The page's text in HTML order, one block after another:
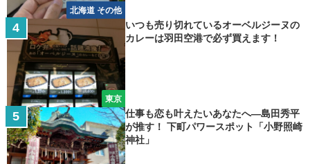
北海道 その他
東京
いつも売り切れているオーベルジーヌの
カレーは羽田空港で必ず買えます！
仕事も恋も叶えたいあなたへ―島田秀平
が推す！ 下町パワースポット「小野照崎
神社」